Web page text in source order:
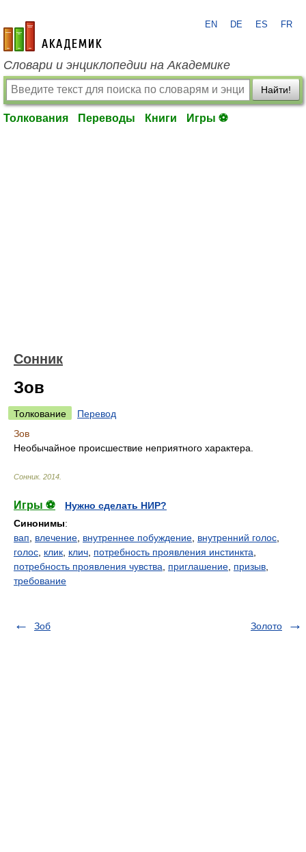
academic.ru
EN DE ES FR
Словари и энциклопедии на Академике
Найти!
Толкования Переводы Книги Игры ⚽
Сонник
Зов
Толкование
Перевод
Зов
Необычайное происшествие неприятного характера.
Сонник. 2014
Игры ⚽
Нужно сделать НИР?
Синонимы:
вап
влечение внутреннее побуждение внутренний голос
голос клик клич потребность проявления инстинкта
потребность проявления чувства
приглашение призыв
требование
Зоб Золото